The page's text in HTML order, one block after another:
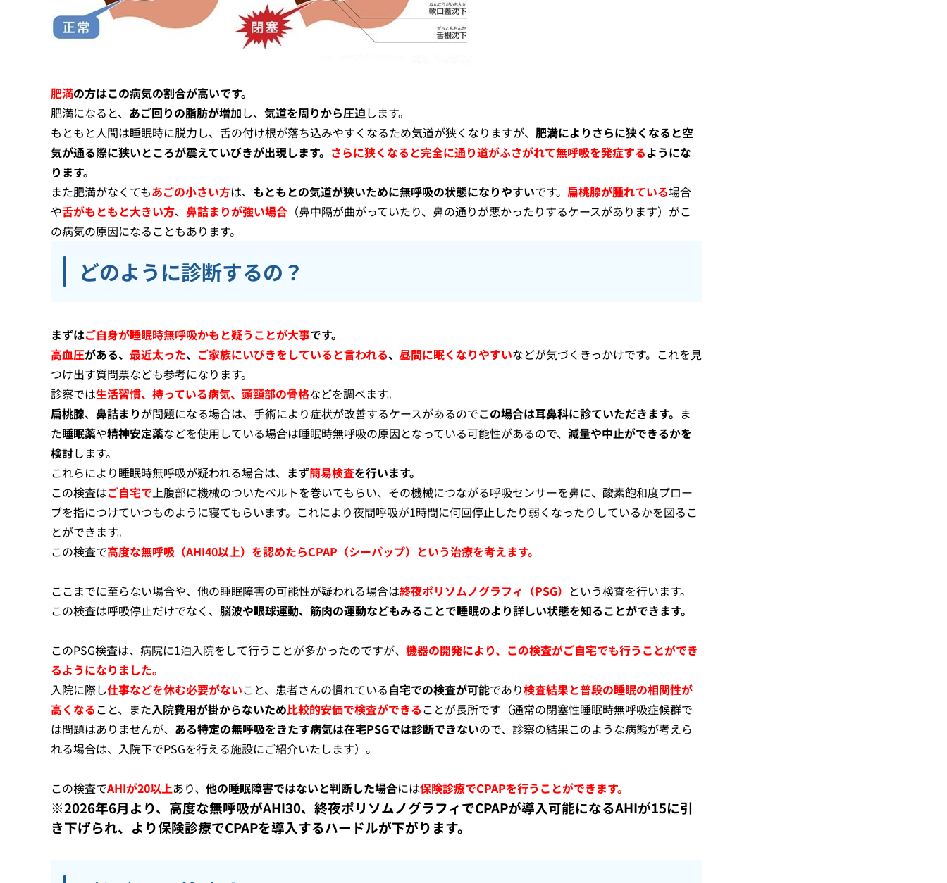
肥満の方はこの病気の割合が高いです。
肥満になると、 あご回りの脂肪が増加し、 気道を周りから圧迫します。
もともと人間は睡眠時に脱力し、舌の付け根が落ち込みやすくなるため気道が狭くなりますが、 肥満によりさらに狭くなると空
気が通る際に狭いところが震えていびきが出現します。 さらに狭くなると完全に通り道がふさがれて無呼吸を発症するようにな
ります。
また肥満がなくてもあごの小さい方は、 もともとの気道が狭いために無呼吸の状態になりやすいです。 扁桃腺が腫れている場合
や舌がもともと大きい方、 鼻詰まりが強い場合 （鼻中隔が曲がっていたり、鼻の通りが悪かったりするケースがあります）がこ
の病気の原因になることもあります。
どのように診断するの？
まずはご自身が睡眠時無呼吸かもと疑うことが大事です。
高血圧がある、 最近太った、 ご家族にいびきをしていると言われる、 昼間に眠くなりやすいなどが気づくきっかけです。これを見
つけ出す質問票なども参考になります。
診察では生活習慣、持っている病気、頭頸部の骨格などを調べます。
扁桃腺、 鼻詰まりが問題になる場合は、手術により症状が改善するケースがあるのでこの場合は耳鼻科に診ていただきます。 ま
た睡眠薬や精神安定薬などを使用している場合は睡眠時無呼吸の原因となっている可能性があるので、 減量や中止ができるかを
検討します。
これらにより睡眠時無呼吸が疑われる場合は、 まず簡易検査を行います。
この検査はご自宅で上腹部に機械のついたベルトを巻いてもらい、その機械につながる呼吸センサーを鼻に、酸素飽和度プロー
ブを指につけていつものように寝てもらいます。これにより夜間呼吸が1時間に何回停止したり弱くなったりしているかを図るこ
とができます。
この検査で高度な無呼吸（AHI40以上）を認めたらCPAP（シーパップ）という治療を考えます。
ここまでに至らない場合や、他の睡眠障害の可能性が疑われる場合は終夜ポリソムノグラフィ（PSG） という検査を行います。
この検査は呼吸停止だけでなく、 脳波や眼球運動、筋肉の運動などもみることで睡眠のより詳しい状態を知ることができます。
このPSG検査は、病院に1泊入院をして行うことが多かったのですが、 機器の開発により、この検査がご自宅でも行うことができ
るようになりました。
入院に際し仕事などを休む必要がないこと、患者さんの慣れている自宅での検査が可能であり検査結果と普段の睡眠の相関性が
高くなること、また入院費用が掛からないため比較的安価で検査ができることが長所です（通常の閉塞性睡眠時無呼吸症候群で
は問題はありませんが、 ある特定の無呼吸をきたす病気は在宅PSGでは診断できないので、診察の結果このような病態が考えら
れる場合は、入院下でPSGを行える施設にご紹介いたします）。
この検査でAHIが20以上あり、 他の睡眠障害ではないと判断した場合には保険診療でCPAPを行うことができます。
※2026年6月より、高度な無呼吸がAHI30、終夜ポリソムノグラフィでCPAPが導入可能になるAHIが15に引
き下げられ、より保険診療でCPAPを導入するハードルが下がります。